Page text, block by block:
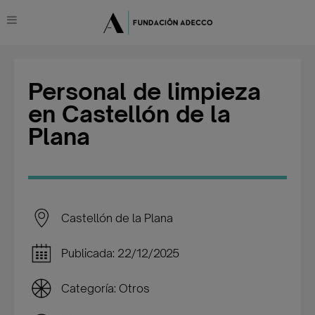
Personal de limpieza
en Castellón de la
Plana
Castellón de la Plana
Publicada: 22/12/2025
Categoría: Otros